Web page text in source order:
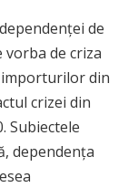
de
de criza
importurilor din
crizei din
Subiectele
dependența